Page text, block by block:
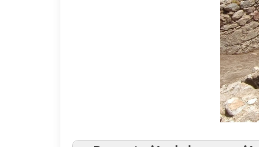
¿Qué vamos a descubrir esta vez?
de acceso al palacio datado en el
La campaña de excavación se